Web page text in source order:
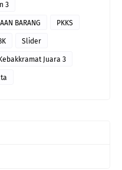
3
BARANG PKKS
Slider
Juara 3